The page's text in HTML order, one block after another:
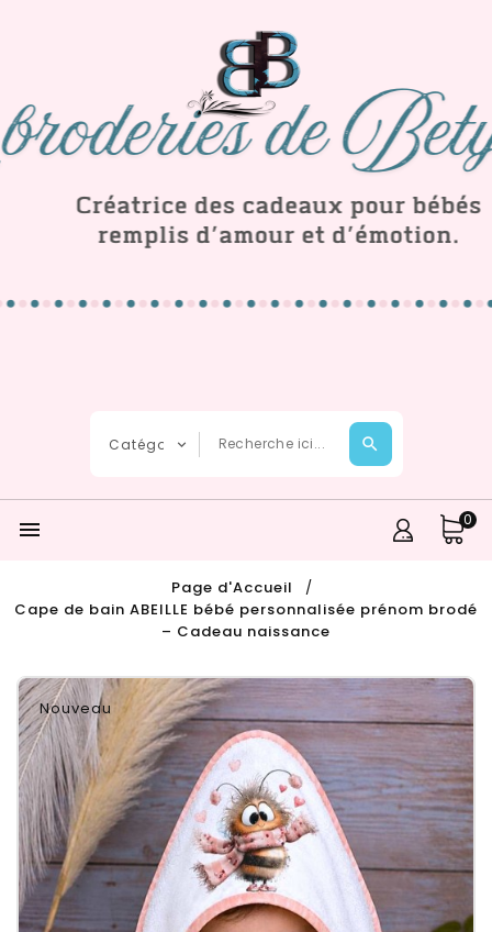
 0
Page d'Accueil
Cape de bain ABEILLE bébé personnalisée prénom brodé
– Cadeau naissance
Nouveau